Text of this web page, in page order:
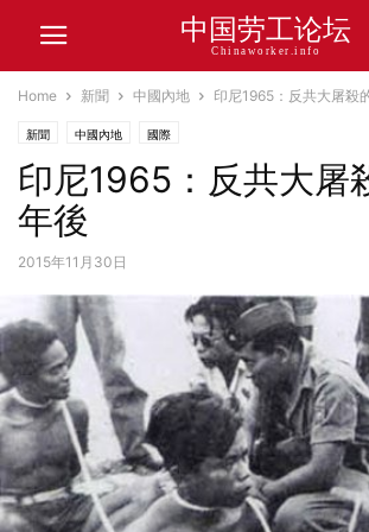
中国劳工论坛
Chinaworker.info
Home 新聞 中國內地 印尼1965：反共大屠殺
新聞 中國內地 國際
印尼1965：反共大屠
年後
2015年11月30日